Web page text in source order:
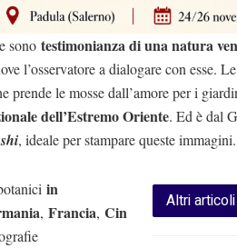
sono testimonianza di una natura
l’osservatore a dialogare con esse.
prende le mosse dall’amore per i
dell’Estremo Oriente. Ed è dal
, ideale per stampare queste immagini.
Altri
in
, Francia, Cin